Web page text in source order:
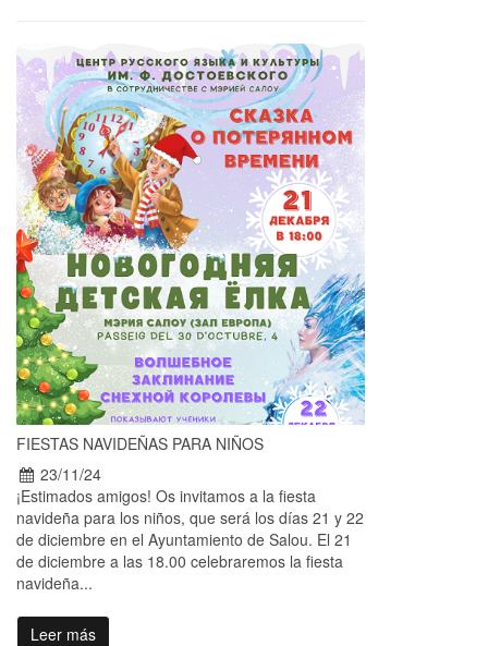
FIESTAS NAVIDEÑAS PARA NIÑOS
23/11/24
¡Estimados amigos! Os invitamos a la fiesta
navideña para los niños, que será los días 21 y 22
de diciembre en el Ayuntamiento de Salou. El 21
de diciembre a las 18.00 celebraremos la fiesta
navideña...
Leer más